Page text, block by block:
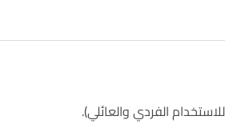
الفردي والعائلي).